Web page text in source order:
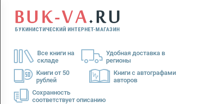
Все книги на
складе
Удобная доставка в
регионы
Книги от 50
рублей
Книги с автографами
авторов
Сохранность
соответствует описанию
Menu
Доставка
Оплата